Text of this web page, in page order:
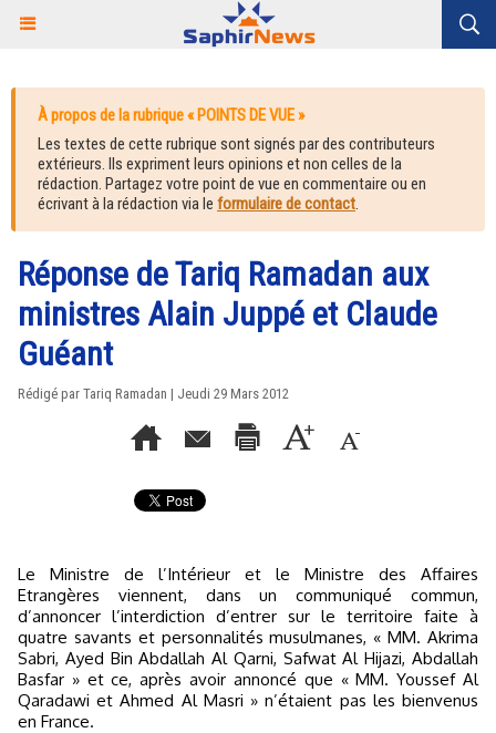
À propos de la rubrique « POINTS DE VUE »
Les textes de cette rubrique sont signés par des contributeurs
extérieurs. Ils expriment leurs opinions et non celles de la
rédaction. Partagez votre point de vue en commentaire ou en
écrivant à la rédaction via le formulaire de contact.
Réponse de Tariq Ramadan aux
ministres Alain Juppé et Claude
Guéant
Rédigé par Tariq Ramadan | Jeudi 29 Mars 2012
Le Ministre de l’Intérieur et le Ministre des Affaires
Etrangères viennent, dans un communiqué commun,
d’annoncer l’interdiction d’entrer sur le territoire faite à
quatre savants et personnalités musulmanes, « MM. Akrima
Sabri, Ayed Bin Abdallah Al Qarni, Safwat Al Hijazi, Abdallah
Basfar » et ce, après avoir annoncé que « MM. Youssef Al
Qaradawi et Ahmed Al Masri » n’étaient pas les bienvenus
en France.